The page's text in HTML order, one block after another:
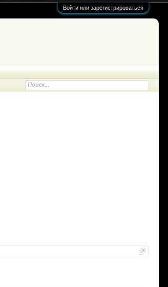
Войти или зарегистрироваться